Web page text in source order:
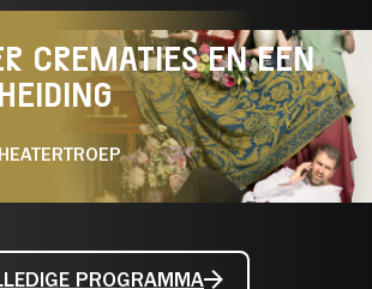
CREMATIES EN EEN
PROGRAMMA